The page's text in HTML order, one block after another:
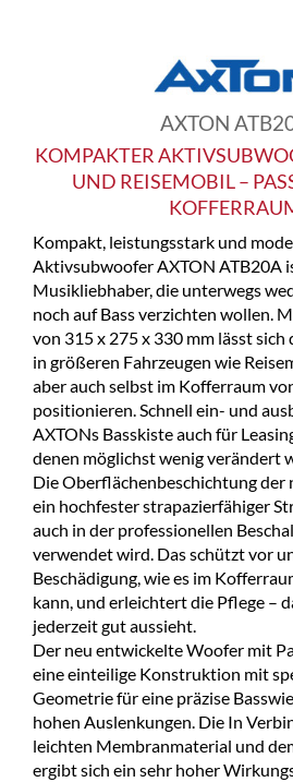
AXTON
KOMPAKTER
UND REISEMOBIL –
Kompakt, leistungsstark und
Aktivsubwoofer AXTON ATB20A
Musikliebhaber, die unterwegs
noch auf Bass verzichten wollen.
von 315 x 275 x 330 mm lässt sich
in größeren Fahrzeugen wie
aber auch selbst im Kofferraum
positionieren. Schnell ein- und
AXTONs Basskiste auch für
denen möglichst wenig verändert
Die Oberflächenbeschichtung der
ein hochfester strapazierfähiger
auch in der professionellen
verwendet wird. Das schützt vor
Beschädigung, wie es im
kann, und erleichtert die Pflege –
jederzeit gut aussieht.
Der neu entwickelte Woofer mit
eine einteilige Konstruktion mit
Geometrie für eine präzise
hohen Auslenkungen. Die In
leichten Membranmaterial und
ergibt sich ein sehr hoher